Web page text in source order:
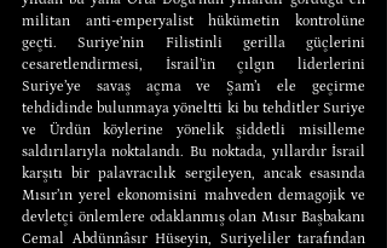
militan anti-emperyalist hükümetin kontrolüne
geçti. Suriye’nin Filistinli gerilla güçlerini
cesaretlendirmesi, İsrail’in çılgın liderlerini
Suriye’ye savaş açma ve Şam’ı ele geçirme
tehdidinde bulunmaya yöneltti ki bu tehditler Suriye
ve Ürdün köylerine yönelik şiddetli misilleme
saldırılarıyla noktalandı. Bu noktada, yıllardır İsrail
karşıtı bir palavracılık sergileyen, ancak esasında
Mısır’ın yerel ekonomisini mahveden demagojik ve
devletçi önlemlere odaklanmış olan Mısır Başbakanı
Cemal Abdünnâsır Hüseyin, Suriyeliler tarafından